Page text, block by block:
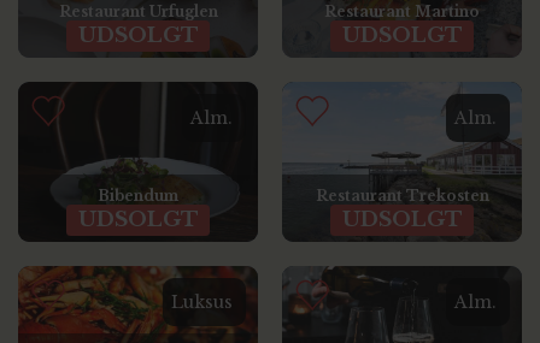
Luksus
Restaurant Martino
UDSOLGT
Restaurant Urfuglen
UDSOLGT
Alm.
Alm.
Bibendum
UDSOLGT
Alm.
Restaurant Trekosten
UDSOLGT